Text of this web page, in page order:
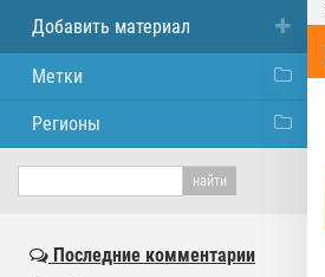
Добавить материал
Метки
Регионы
Последние комментарии